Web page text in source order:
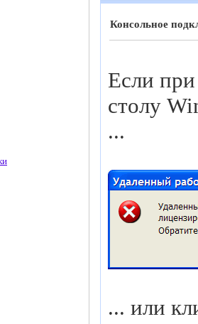
Консольное
Если
столу
...
... или